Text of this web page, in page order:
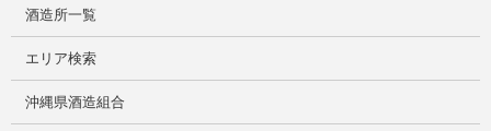
酒造所一覧
エリア検索
沖縄県酒造組合